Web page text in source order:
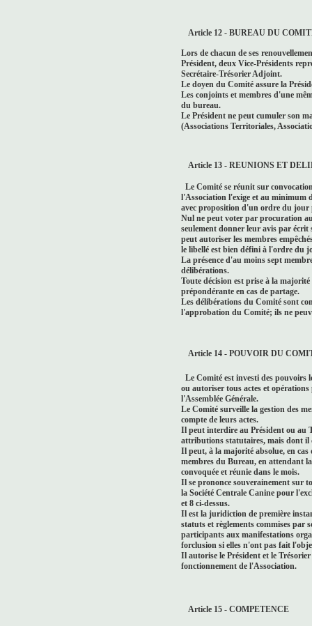
Article 12 - BUREAU DU
Lors de chacun de ses
Président, deux Vice-Présidents
Secrétaire-Trésorier Adjoint.
Le doyen du Comité assure la
Les conjoints et membres d'une
du bureau.
Le Président ne peut cumuler son
(Associations Territoriales,
Article 13 - REUNIONS ET
Le Comité se réunit sur
l'Association l'exige et au minimum
avec proposition d'un ordre du jour
Nul ne peut voter par procuration
seulement donner leur avis par
peut autoriser les membres
le libellé est bien défini à l'ordre du
La présence d'au moins sept
délibérations.
Toute décision est prise à la
prépondérante en cas de partage.
Les délibérations du Comité sont
l'approbation du Comité; ils ne
Article 14 - POUVOIR DU
Le Comité est investi des pouvoirs
ou autoriser tous actes et
l'Assemblée Générale.
Le Comité surveille la gestion des
compte de leurs actes.
Il peut interdire au Président ou au
attributions statutaires, mais dont
Il peut, à la majorité absolue, en
membres du Bureau, en attendant
convoquée et réunie dans le mois.
Il se prononce souverainement sur
la Société Centrale Canine pour
et 8 ci-dessus.
Il est la juridiction de première
statuts et règlements commises par
participants aux manifestations
forclusion si elles n'ont pas fait
Il autorise le Président et le
fonctionnement de l'Association.
Article 15 - COMPETENCE